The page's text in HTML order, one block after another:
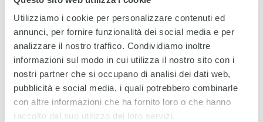
Utilizziamo i cookie per personalizzare contenuti ed
annunci, per fornire funzionalità dei social media e per
analizzare il nostro traffico. Condividiamo inoltre
informazioni sul modo in cui utilizza il nostro sito con i
nostri partner che si occupano di analisi dei dati web,
pubblicità e social media, i quali potrebbero combinarle
con altre informazioni che ha fornito loro o che hanno
raccolto dal suo utilizzo dei loro servizi.
ARTICOLI CORRELATI
WhatsApp CESVI: le notizie
dal campo direttamente sul
tuo telefono
5 AGOSTO 2026